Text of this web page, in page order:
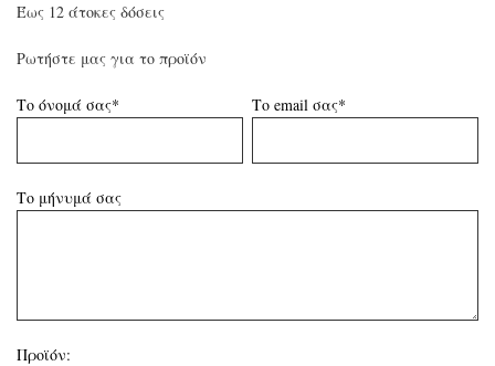
Έως 12 άτοκες δόσεις
Ρωτήστε μας για το προϊόν
Το όνομά σας* Το email σας*
Το μήνυμά σας
Προϊόν: